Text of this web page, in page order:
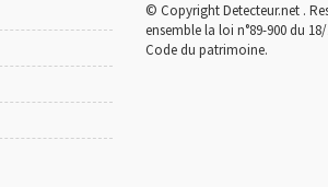
© Copyright Detecteur.net .
ensemble la loi n°89-900 du
Code du patrimoine.